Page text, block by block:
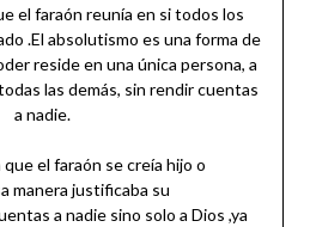
el faraón reunía en si todos los
.El absolutismo es una forma de
reside en una única persona, a
las demás, sin rendir cuentas
a nadie.
el faraón se creía hijo o
manera justificaba su
a nadie sino solo a Dios ,ya